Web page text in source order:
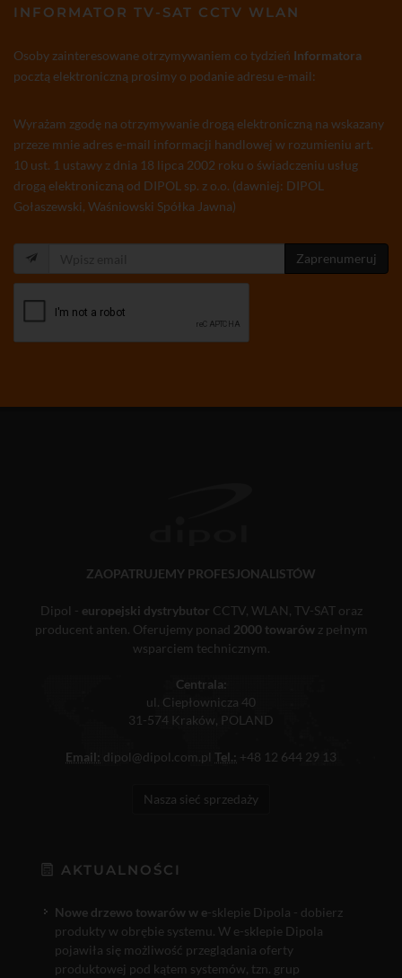
INFORMATOR TV-SAT CCTV WLAN
Osoby zainteresowane otrzymywaniem co tydzień Informatora
pocztą elektroniczną prosimy o podanie adresu e-mail:
Wyrażam zgodę na otrzymywanie drogą elektroniczną na wskazany
przeze mnie adres e-mail informacji handlowej w rozumieniu art.
10 ust. 1 ustawy z dnia 18 lipca 2002 roku o świadczeniu usług
drogą elektroniczną od DIPOL sp. z o.o. (dawniej: DIPOL
Gołaszewski, Waśniowski Spółka Jawna)
Zaprenumeruj
ZAOPATRUJEMY PROFESJONALISTÓW
Dipol - europejski dystrybutor CCTV, WLAN, TV-SAT oraz
producent anten. Oferujemy ponad 2000 towarówz pełnym
wsparciem technicznym.
Centrala:
ul. Ciepłownicza 40
31-574 Kraków, POLAND
Email: dipol@dipol.com.pl Tel.: +48 12 644 29 13
Nasza sieć sprzedaży
AKTUALNOŚCI
Nowe drzewo towarów w e-sklepie Dipola - dobierz
produkty w obrębie systemu. W e-sklepie Dipola
pojawiła się możliwość przeglądania oferty
produktowej pod kątem systemów, tzn. grup